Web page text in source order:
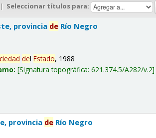
| Seleccionar títulos para:
provincia de Río Negro
delEstado, 1988
Signatura topográfica:621.374.5/A282/v.2
provincia de Río Negro